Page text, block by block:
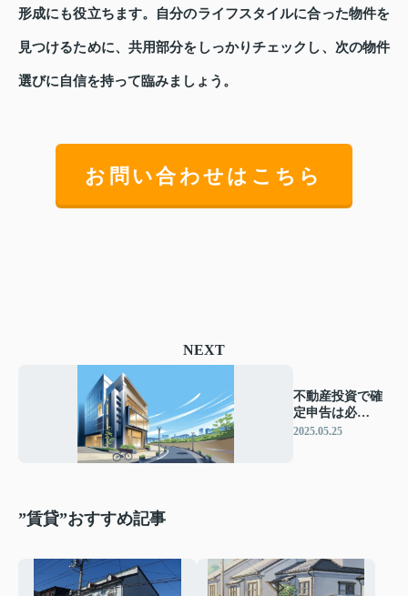
形成にも役立ちます。自分のライフスタイルに合った物件を
見つけるために、共用部分をしっかりチェックし、次の物件
選びに自信を持って臨みましょう。
お問い合わせはこちら
NEXT
不動産投資で確
定申告は必
須！？手順と注
2025.05.25
”賃貸”おすすめ記事